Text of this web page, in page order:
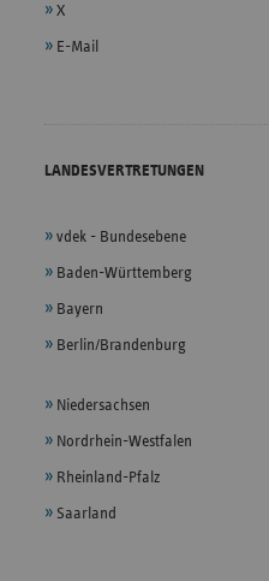
X
E-Mail
LANDESVERTRETUNGEN
vdek - Bundesebene
Baden-Württemberg
Bayern
Berlin/Brandenburg
Niedersachsen
Nordrhein-Westfalen
Rheinland-Pfalz
Saarland